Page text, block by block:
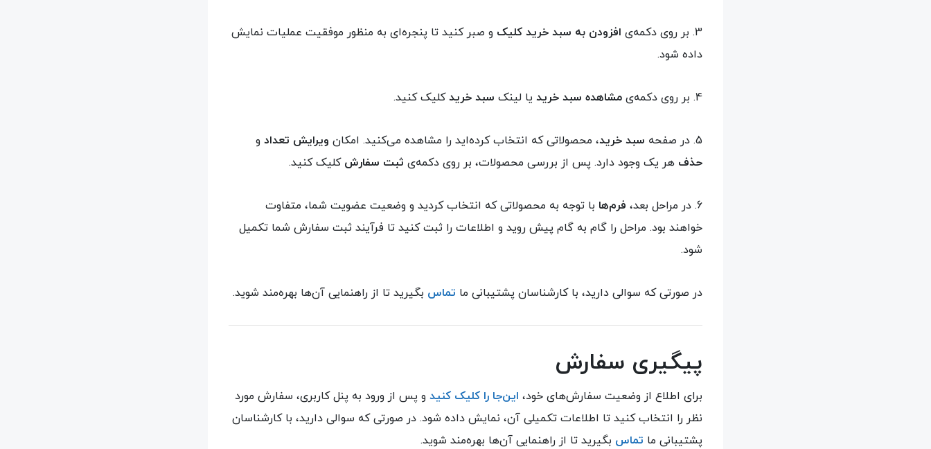
3. بر روی دکمه‌ی افزودن به سبد خرید کلیک و صبر کنید تا پنجره‌ای به منظور موفقیت عملیات نمایش
داده شود.
4. بر روی دکمه‌ی مشاهده سبد خرید یا لینک سبد خریدکلیک کنید.
5. در صفحه سبد خرید، محصولاتی که انتخاب کرده‌اید را مشاهده می‌کنید. امکان ویرایش تعداد و
حذف هر یک وجود دارد. پس از بررسی محصولات، بر روی دکمه‌ی ثبت سفارش کلیک کنید.
6. در مراحل بعد، فرم‌ها با توجه به محصولاتی که انتخاب کردید و وضعیت عضویت شما، متفاوت
خواهند بود. مراحل را گام به گام پیش روید و اطلاعات را ثبت کنید تا فرآیند ثبت سفارش شما تکمیل
شود.
در صورتی که سوالی دارید، با کارشناسان پشتیبانی ما تماس بگیرید تا از راهنمایی آن‌ها بهره‌مند شوید.
پیگیری سفارش
برای اطلاع از وضعیت سفارش‌های خود، این‌جا را کلیک کنید و پس از ورود به پنل کاربری، سفارش مورد
نظر را انتخاب کنید تا اطلاعات تکمیلی آن، نمایش داده شود. در صورتی که سوالی دارید، با کارشناسان
پشتیبانی ما تماس بگیرید تا از راهنمایی آن‌ها بهره‌مند شوید.